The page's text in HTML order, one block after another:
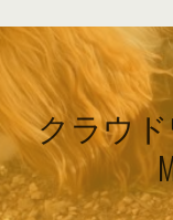
クラウ